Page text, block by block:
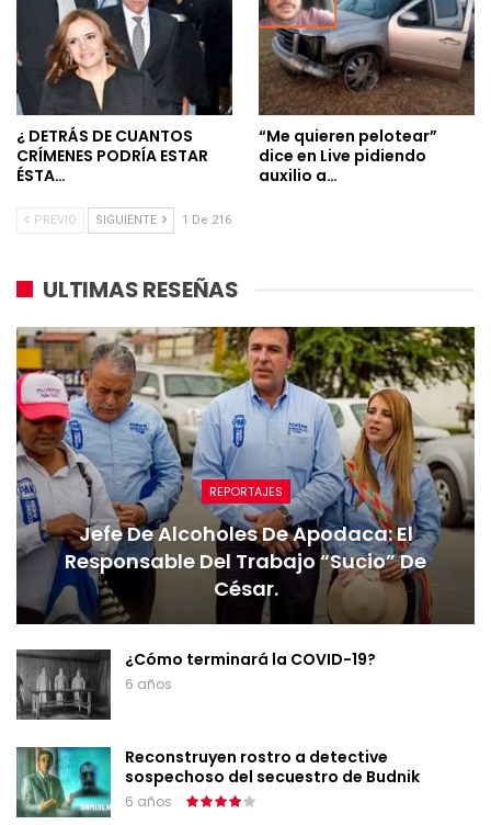
¿ DETRÁS DE CUANTOS
CRÍMENES PODRÍA ESTAR
ÉSTA…
“Me quieren pelotear”
dice en Live pidiendo
auxilio a…
PREVIO SIGUIENTE 1 De 216
ULTIMAS RESEÑAS
REPORTAJES
Jefe De Alcoholes De Apodaca: El
Responsable Del Trabajo “sucio” De
César.
¿Cómo terminará la COVID-19?
6 años
Reconstruyen rostro a detective
sospechoso del secuestro de Budnik
6 años